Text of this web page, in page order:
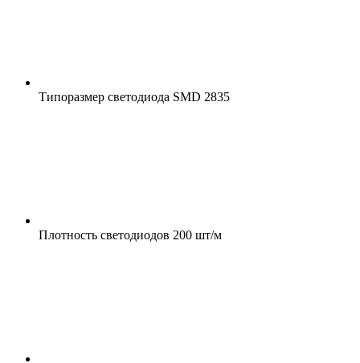
Типоразмер светодиода SMD 2835
Плотность светодиодов 200 шт/м